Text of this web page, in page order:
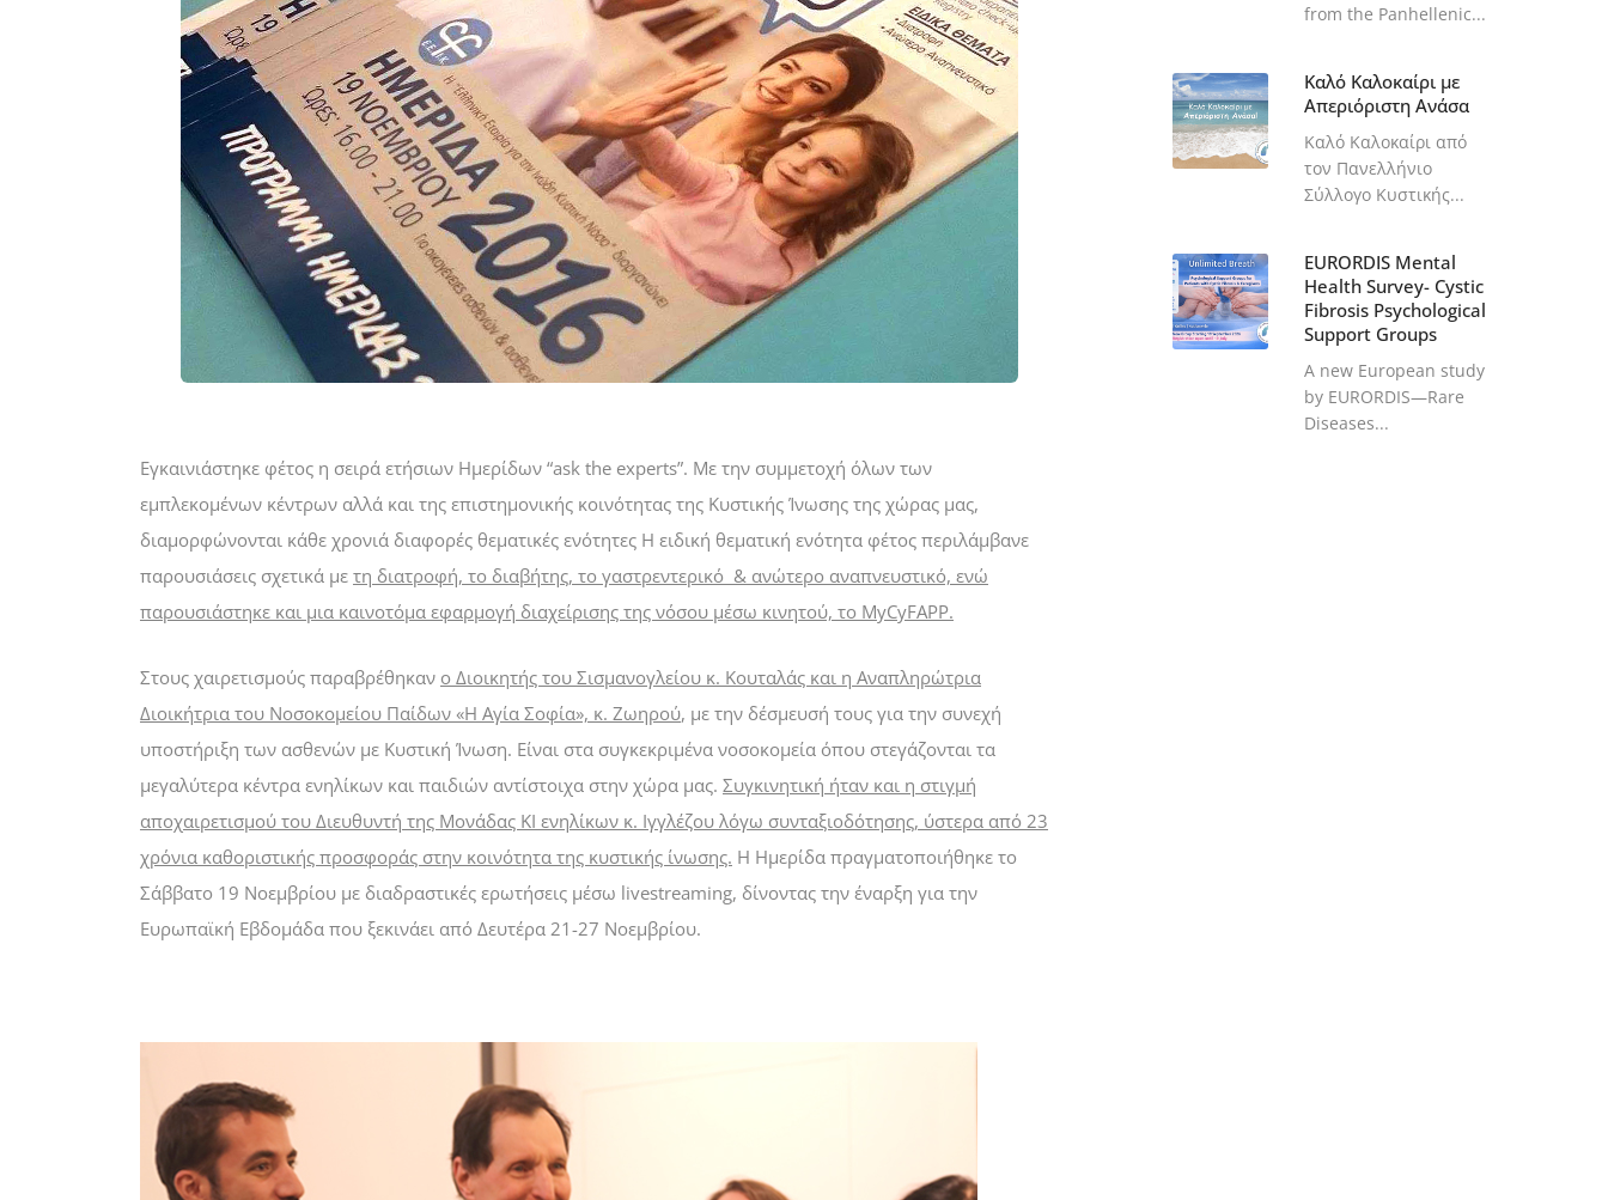
Εγκαινιάστηκε φέτος η σειρά ετήσιων Ημερίδων “ask the experts”. Με την συμμετοχή όλων των
εμπλεκομένων κέντρων αλλά και της επιστημονικής κοινότητας της Κυστικής Ίνωσης της χώρας μας,
διαμορφώνονται κάθε χρονιά διαφορές θεματικές ενότητες Η ειδική θεματική ενότητα φέτος περιλάμβανε
παρουσιάσεις σχετικά με τη διατροφή, το διαβήτης, το γαστρεντερικό & ανώτερο αναπνευστικό, ενώ
παρουσιάστηκε και μια καινοτόμα εφαρμογή διαχείρισης της νόσου μέσω κινητού, το MyCyFAPP.
Στους χαιρετισμούς παραβρέθηκαν ο Διοικητής του Σισμανογλείου κ. Κουταλάς και η Αναπληρώτρια
Διοικήτρια του Νοσοκομείου Παίδων «Η Αγία Σοφία», κ. Ζωηρού, με την δέσμευσή τους για την συνεχή
υποστήριξη των ασθενών με Κυστική Ίνωση. Είναι στα συγκεκριμένα νοσοκομεία όπου στεγάζονται τα
μεγαλύτερα κέντρα ενηλίκων και παιδιών αντίστοιχα στην χώρα μας. Συγκινητική ήταν και η στιγμή
αποχαιρετισμού του Διευθυντή της Μονάδας ΚΙ ενηλίκων κ. Ιγγλέζου λόγω συνταξιοδότησης, ύστερα από 23
χρόνια καθοριστικής προσφοράς στην κοινότητα της κυστικής ίνωσης. Η Ημερίδα πραγματοποιήθηκε το
Σάββατο 19 Νοεμβρίου με διαδραστικές ερωτήσεις μέσω livestreaming, δίνοντας την έναρξη για την
Ευρωπαϊκή Εβδομάδα που ξεκινάει από Δευτέρα 21-27 Νοεμβρίου.
from the Panhellenic...
Καλό Καλοκαίρι με
Απεριόριστη Ανάσα
Καλό Καλοκαίρι από
τον Πανελλήνιο
Σύλλογο Κυστικής...
EURORDIS Mental
Health Survey- Cystic
Fibrosis Psychological
Support Groups
A new European study
by EURORDIS—Rare
Diseases...